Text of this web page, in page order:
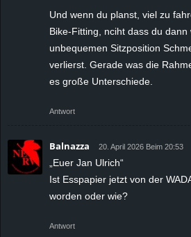
Und wenn du planst, viel zu
Bike-Fitting, nciht dass du dann
unbequemen Sitzposition
verlierst. Gerade was die
es große Unterschiede.
Antwort
Balnazza 20. April 2026 Beim 20:53
„Euer Jan Ulrich“
Ist Esspapier jetzt von der
worden oder wie?
Antwort